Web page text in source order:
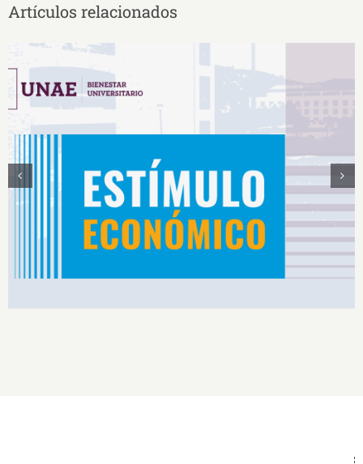
Artículos relacionados
Estímulos Económicos para Deportistas de Alto
Rendimiento IS2026